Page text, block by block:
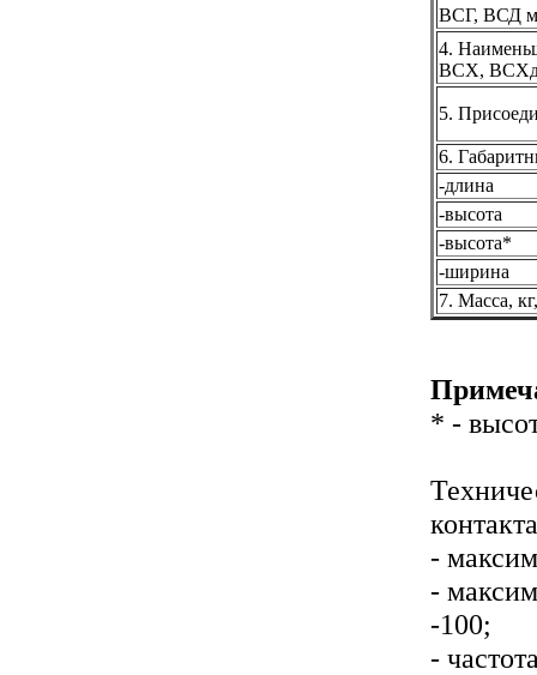
ВСГ, ВСД м
4.
ВСХ,
5.
6.
-длина
-высота
-высота*
-ширина
7. Масса,
* -
контакта
-
-
-100;
-